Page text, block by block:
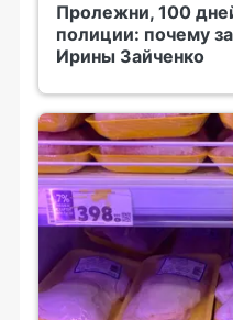
Пролежни, 100
полиции: почему
Ирины Зайченко